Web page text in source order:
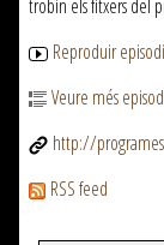
trobin els fitxers del
Reproduir episodi
Veure més
http://
RSS feed